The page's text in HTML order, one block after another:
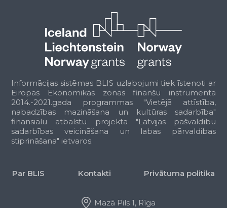
Cits pašvaldības uzņēmējdarbības
veids
Informēšana
Atbalsta funkciju organizēšana
Budžeta un finanšu vadība
Lietvedība
Juridiskais atbalsts
Informātikas atbalsts
Tehniskais atbalsts
Pašvaldības ēku apsaimniekošana
Izglītība un zinātne
Pamata
Informācijas sistēmas BLIS uzlabojumi tiek īstenoti ar
Eiropas Ekonomikas zonas finanšu instrumenta
2014.-2021.gada programmas "Vietējā attīstība,
nabadzības mazināšana un kultūras sadarbība"
finansiālu atbalstu projekta "Latvijas pašvaldību
sadarbības veicināšana un labas pārvaldibas
stiprināšana" ietvaros.
Par BLIS Kontakti Privātuma politika
Mazā Pils 1, Rīga